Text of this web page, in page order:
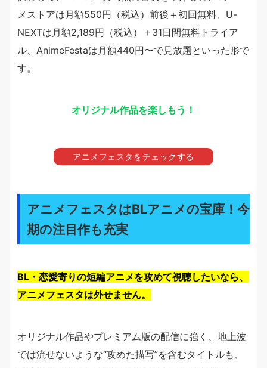
メストアは月額550円（税込）前後＋初回無料、U-
NEXTは月額2,189円（税込）＋31日間無料トライア
ル、AnimeFestaは月額440円〜で見放題といった形で
す。
オリジナル作品を楽しもう！
アニメフェスタをチェックする
アニメフェスタはBLアニメの宝庫！今
期の注目作も充実
BL・恋愛寄りの短編アニメを攻めて視聴したいなら、
アニメフェスタは外せません。
オリジナル作品やプレミアム版の配信に強く、地上波
では流せないような“攻めた描写”を含むタイトルも、